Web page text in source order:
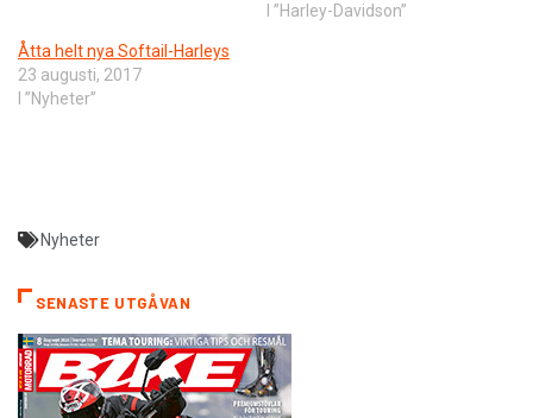
I ”Harley-Davidson”
Åtta helt nya Softail-Harleys
23 augusti, 2017
I ”Nyheter”
Nyheter
SENASTE UTGÅVAN